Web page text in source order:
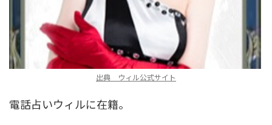
出典 ウィル公式サイト
電話占いウィルに在籍。